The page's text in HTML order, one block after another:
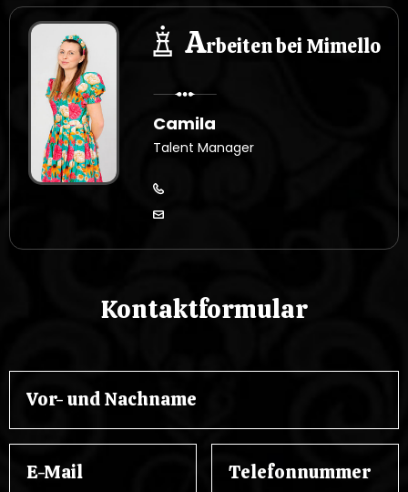
Arbeiten bei Mimello
Camila
Talent Manager
Kontaktformular